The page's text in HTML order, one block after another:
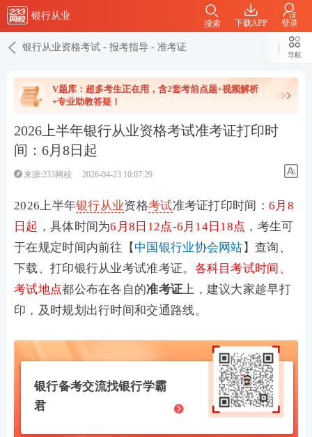
银行从业
下载APP 登录
搜索
银行从业资格考试 - 报考指导 - 准考证
导航
V题库：超多考生正在用，含2套考前点题+视频解析
+专业助教答疑！
2026上半年银行从业资格考试准考证打印时
间：6月8日起
来源:233网校 2026-04-23 10:07:29
2026上半年银行从业资格考试准考证打印时间： 6月8
日起 ，具体时间为6月8日12点-6月14日18点 ， 考生可
于在规定时间内前往 【 中国银行业协会网站 】查询、
下载、 打印银行从业考试准考证。 各科目考试时间、
考试地点都公布在各自的准考证上，建议大家趁早打
印，及时规划出行时间和交通路线。
银行备考交流找银行学霸
君